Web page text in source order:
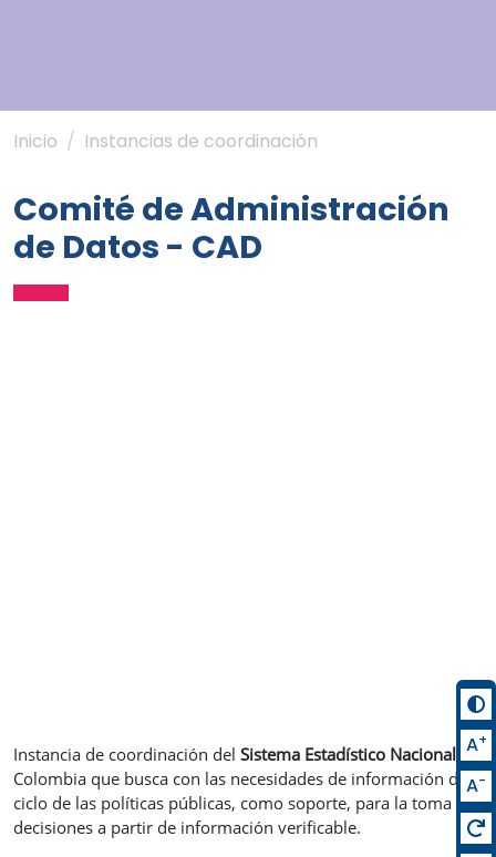
Inicio Instancias de coordinación
Comité de Administración
de Datos - CAD
Instancia de coordinación del Sistema Estadístico Nacional de
Colombia que busca con las necesidades de información del
ciclo de las políticas públicas, como soporte, para la toma de
decisiones a partir de información verificable.
A+
A-